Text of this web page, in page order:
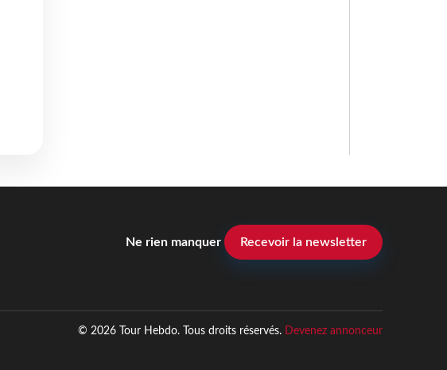
Ne rien manquer Recevoir la newsletter
© 2026 Tour Hebdo. Tous droits réservés. Devenez annonceur